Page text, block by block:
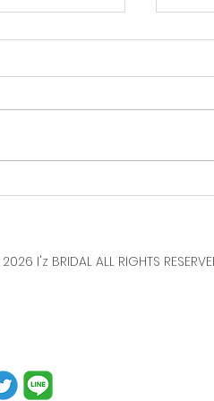
OC
I'z BRIDAL ALL RIGHTS